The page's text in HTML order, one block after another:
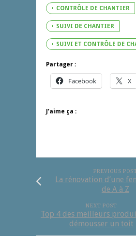
CONTRÔLE DE CHANTIER
SUIVI DE CHANTIER
SUIVI ET CONTRÔLE DE
Partager :
Facebook X
J’aime ça :
PREVIOUS POST
La rénovation d’une
de A à Z
NEXT POST
Top 4 des meilleurs
démousser un toit